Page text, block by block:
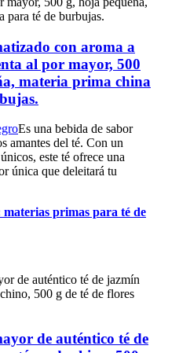
con aroma a
al por mayor, 500
materia prima china
Es una bebida de sabor
amantes del té. Con un
este té ofrece una
única que deleitará tu
primas para té de
de auténtico té de